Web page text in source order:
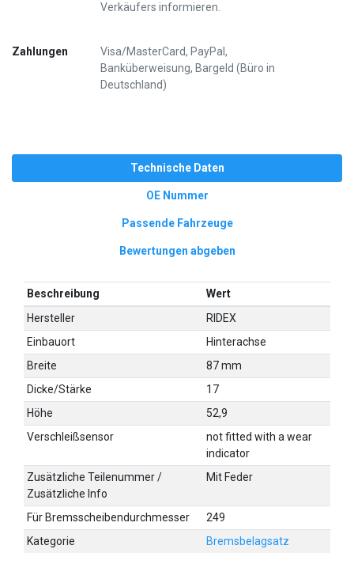
Verkäufers informieren.
Zahlungen
Visa/MasterCard, PayPal,
Banküberweisung, Bargeld (Büro in
Deutschland)
Technische Daten
OE Nummer
Passende Fahrzeuge
Bewertungen abgeben
Beschreibung
Wert
Hersteller
RIDEX
Einbauort
Hinterachse
Breite
87 mm
Dicke/Stärke
17
Höhe
52,9
Verschleißsensor
not fitted with a wear
indicator
Zusätzliche Teilenummer /
Zusätzliche Info
Mit Feder
Für Bremsscheibendurchmesser
249
Kategorie
Bremsbelagsatz